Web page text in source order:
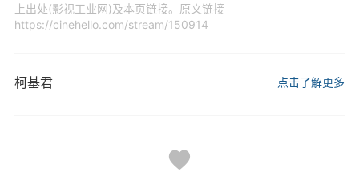
上出处(影视工业网)及本页链接。原文链接
https://cinehello.com/stream/150914
柯基君 点击了解更多